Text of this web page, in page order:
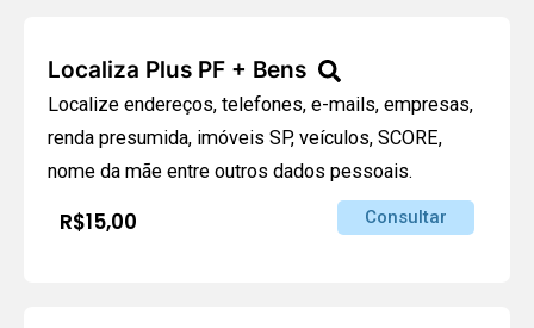
Localiza Plus PF + Bens
Localize endereços, telefones, e-mails, empresas,
renda presumida, imóveis SP, veículos, SCORE,
nome da mãe entre outros dados pessoais.
R$15,00 Consultar